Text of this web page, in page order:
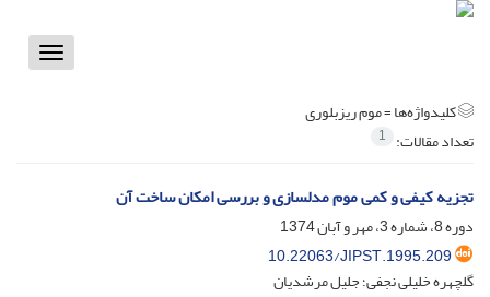
Toggle
کلیدواژه‌ها =موم ریزبلوری
تعداد مقالات: 1
تجزیه کیفی و کمی موم مدلسازی و بررسی امکان ساخت آن
دوره 8، شماره 3، مهر و آبان 1374
10.22063/JIPST.1995.209
گلچهره خلیلی نجفی؛ جلیل مرشدیان